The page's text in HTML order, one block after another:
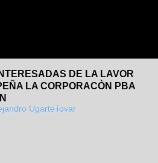
DE LA LAVOR
LA CORPORACÒN PBA
UgarteTovar